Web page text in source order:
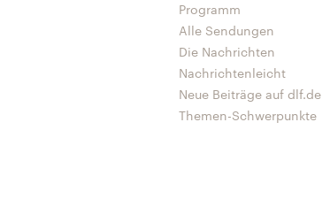
Programm
Alle Sendungen
Die Nachrichten
Nachrichtenleicht
Neue Beiträge auf dlf.de
Themen-Schwerpunkte